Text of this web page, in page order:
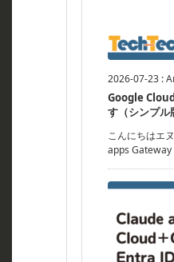
2026-07-23 :
Google
す（シンプル
こんにちはエ
apps Gateway